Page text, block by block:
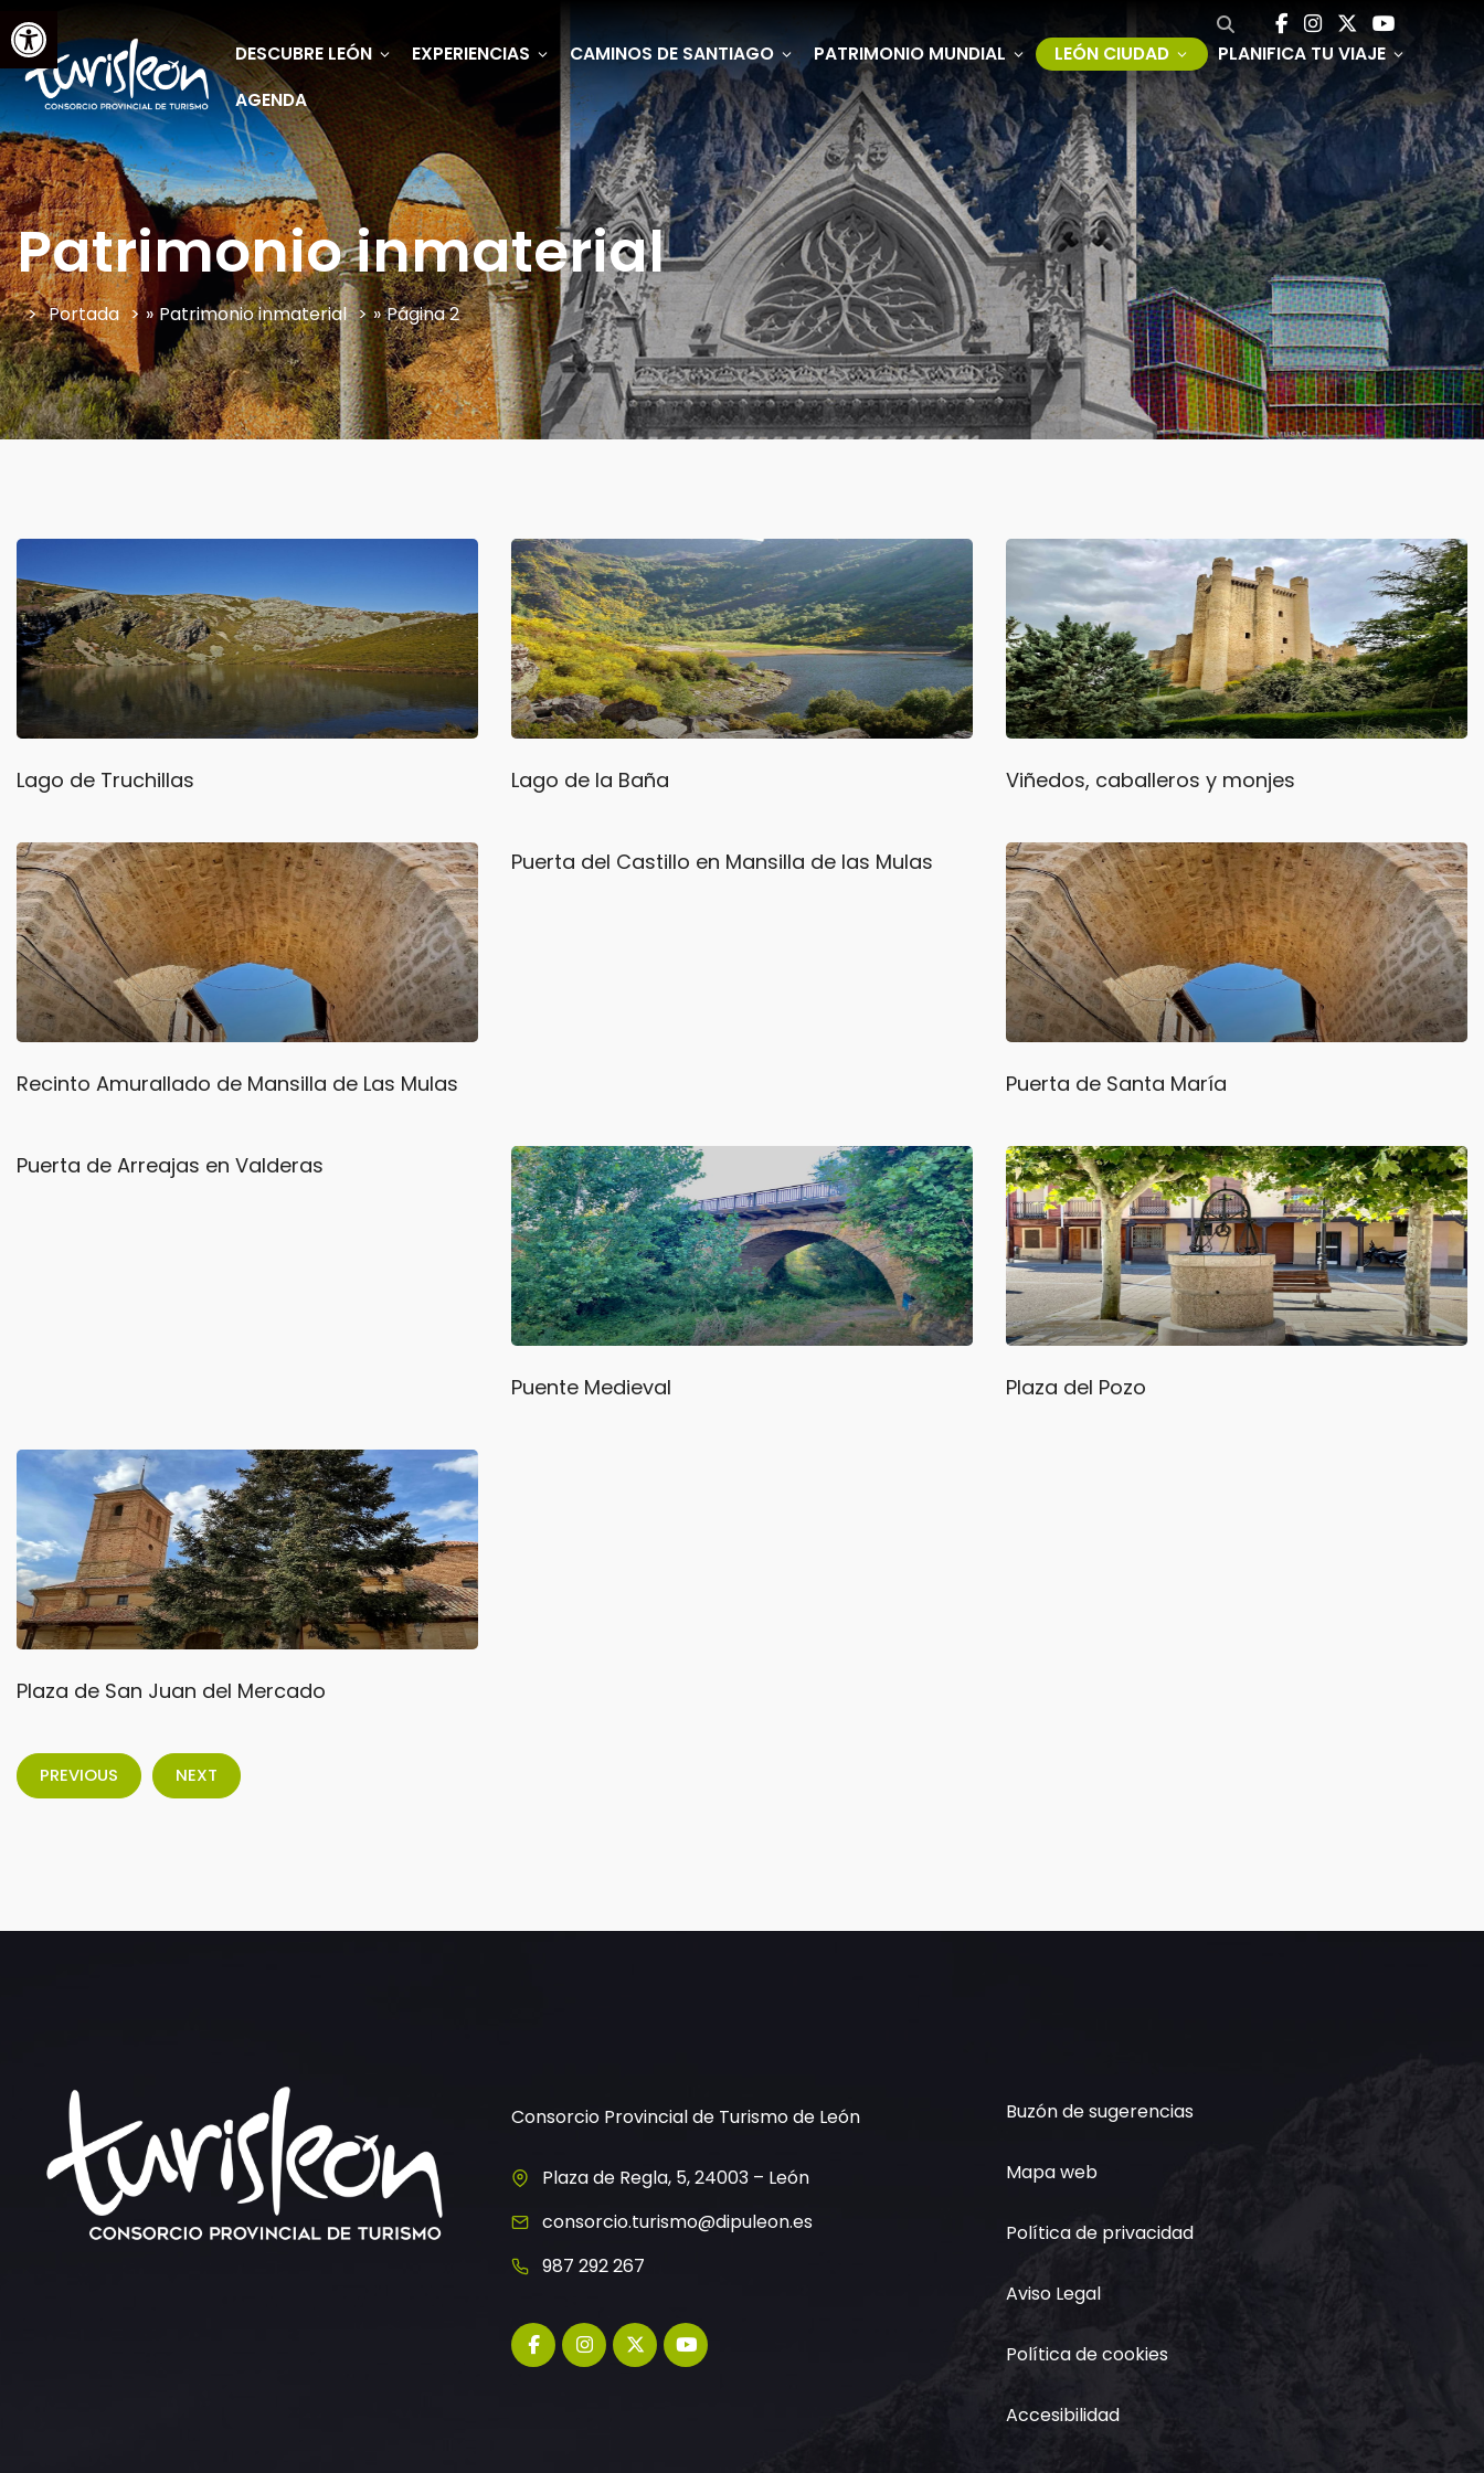
DESCUBRE LEÓN EXPERIENCIAS CAMINOS DE SANTIAGO PATRIMONIO MUNDIAL LEÓN CIUDAD
PLANIFICA TU VIAJE
AGENDA
Patrimonio inmaterial
Portada » Patrimonio inmaterial » Página 2
Lago de Truchillas Lago de la Baña Viñedos, caballeros y monjes
Recinto Amurallado de Mansilla de Las Mulas
Puerta del Castillo en Mansilla de las Mulas
Puerta de Santa María
Puerta de Arreajas en Valderas
Puente Medieval Plaza del Pozo
Plaza de San Juan del Mercado
PREVIOUS NEXT
Consorcio Provincial de Turismo de León
Plaza de Regla, 5, 24003 – León
consorcio.turismo@dipuleon.es
987 292 267
Buzón de sugerencias
Mapa web
Política de privacidad
Aviso Legal
Política de cookies
Accesibilidad
Abrir barra de herramientas